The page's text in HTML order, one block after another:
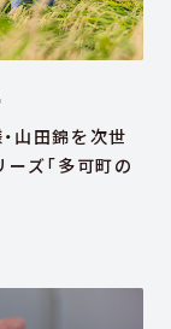
山田錦を次世
ズ「多可町の